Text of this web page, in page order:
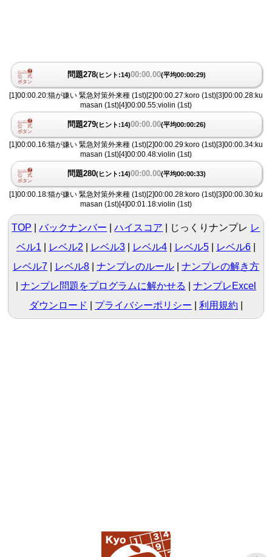
問題278(ヒント:14)00:00.00(平均00:00:29)
[1]00:00.20:猫が嫌い 緊急対策外来種 (1st)[2]00:00.27:koro (1st)[3]00:00.28:ku
masan (1st)[4]00:00.55:violin (1st)
問題279(ヒント:14)00:00.00(平均00:00:26)
[1]00:00.16:猫が嫌い 緊急対策外来種 (1st)[2]00:00.29:koro (1st)[3]00:00.34:ku
masan (1st)[4]00:00.48:violin (1st)
問題280(ヒント:14)00:00.00(平均00:00:33)
[1]00:00.18:猫が嫌い 緊急対策外来種 (1st)[2]00:00.28:koro (1st)[3]00:00.30:ku
masan (1st)[4]00:01.18:violin (1st)
TOP バックナンバー ハイスコア じっくりナンプレ レ
ベル1
レベル2 レベル3| レベル4| レベル5| レベル6|
レベル7
レベル8 ナンプレのルール
ナンプレの解き方
ナンプレ問題をプログラムに解かせる
ナンプレExcel
ダウンロード
プライバシーポリシー 利用規約